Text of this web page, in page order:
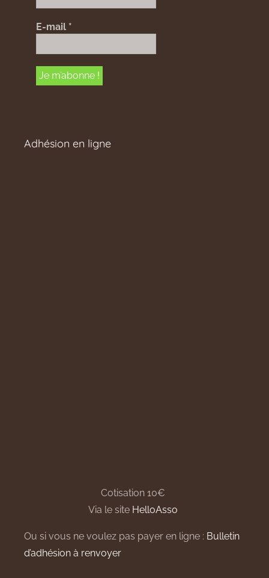
E-mail *
Adhésion en ligne
Cotisation 10€
Via le site HelloAsso
Ou si vous ne voulez pas payer en ligne : Bulletin
d’adhésion à renvoyer